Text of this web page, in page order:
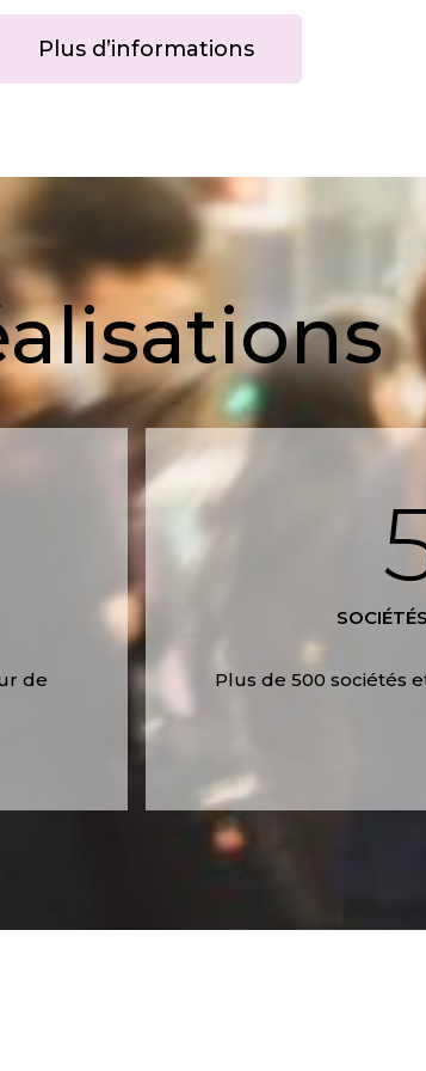
Plus d’informations
de
Plus de 500 sociétés